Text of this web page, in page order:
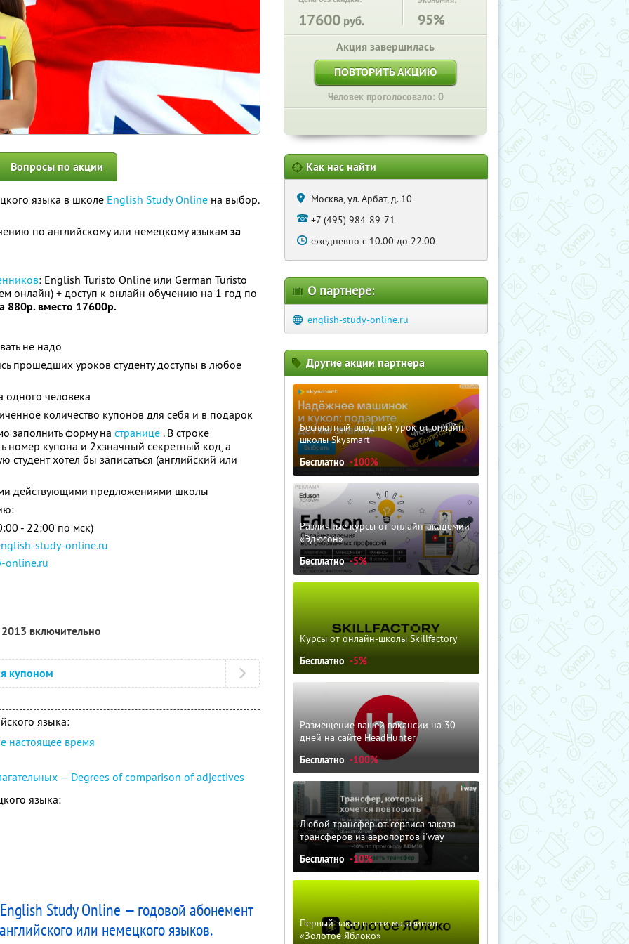
17600 руб. 95%
Акция завершилась
ПОВТОРИТЬ АКЦИЮ
Человек проголосовало: 0
Вопросы по акции
языка в школе English Study Online на выбор.
по английскому или немецкому языкам за
: English Turisto Online или German Turisto
онлайн) + доступ к онлайн обучению на 1 год по
880р. вместо 17600р.
не надо
прошедших уроков студенту доступы в любое
одного человека
количество купонов для себя и в подарок
заполнить форму на странице . В строке
номер купона и 2хзначный секретный код, а
студент хотел бы записаться (английский или
действующими предложениями школы
- 22:00 по мск)
study-online.ru
online.ru
включительно
купоном
языка:
настоящее время
— Degrees of comparison of adjectives
языка:
Study Online — годовой абонемент
или немецкого языков.
Как нас найти
Москва, ул. Арбат, д. 10
+7 (495) 984-89-71
ежедневно с 10.00 до 22.00
О партнере:
english-study-online.ru
Другие акции партнера
Бесплатный вводный урок от онлайн-
школы Skysmart
Бесплатно -100%
Различные курсы от онлайн-академии
«Эдюсон»
Бесплатно -5%
Курсы от онлайн-школы Skillfactory
Бесплатно -5%
Размещение вашей вакансии на 30
дней на сайте HeadHunter
Бесплатно -100%
Любой трансфер от сервиса заказа
трансферов из аэропортов i'way
Бесплатно -10%
Первый заказ в сети магазинов
«Золотое Яблоко»